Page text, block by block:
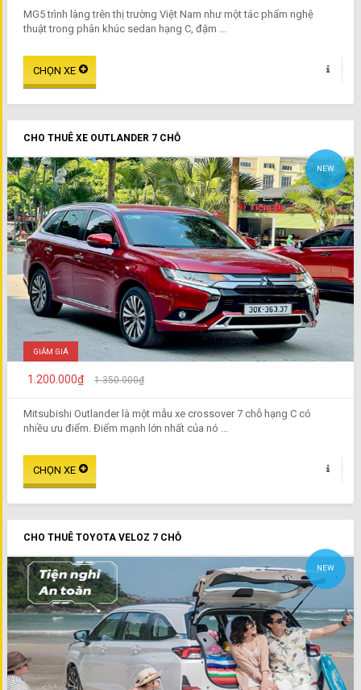
MG5 trình làng trên thị trường Việt Nam như một tác phẩm nghệ
thuật trong phân khúc sedan hạng C, đậm ...
CHO THUÊ XE OUTLANDER 7 CHỖ
NEW
GIẢM GIÁ
1.200.000₫ 1.350.000₫
Mitsubishi Outlander là một mẫu xe crossover 7 chỗ hạng C có
nhiều ưu điểm. Điểm mạnh lớn nhất của nó ...
CHO THUÊ TOYOTA VELOZ 7 CHỖ
NEW